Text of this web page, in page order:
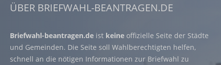
ÜBER BRIEFWAHL-BEANTRAGEN.DE
Briefwahl-beantragen.de ist keine offizielle Seite der Städte
und Gemeinden. Die Seite soll Wahlberechtigten helfen,
schnell an die nötigen Informationen zur Briefwahl zu